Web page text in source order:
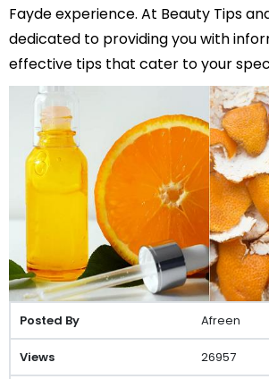
Fayde experience. At Beauty Tips
dedicated to providing you with
effective tips that cater to your
Afreen
26957